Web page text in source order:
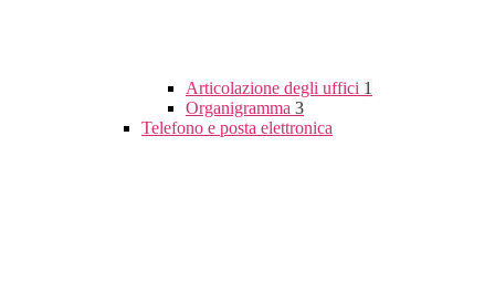
Articolazione degli uffici 1
Organigramma 3
Telefono e posta elettronica